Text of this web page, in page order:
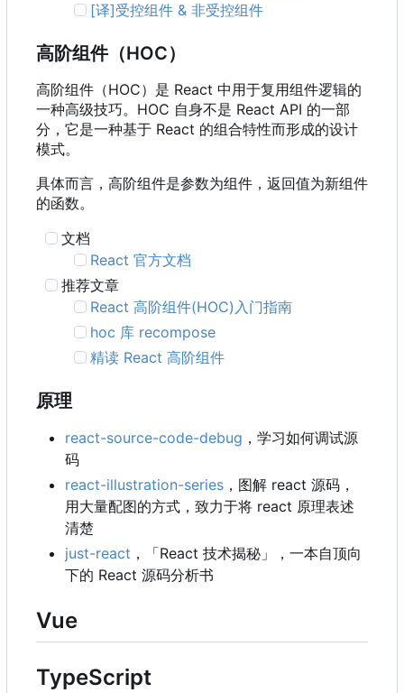
[译]受控组件 & 非受控组件
高阶组件（HOC）
高阶组件 （HOC） 是 React 中用于复用组件逻辑的
一种高级技巧。HOC 自身不是 React API 的一部
分，它是一种基于 React 的组合特性而形成的设计
模式。
具体而言，高阶组件是参数为组件，返回值为新组件
的函数。
文档
React 官方文档
推荐文章
React 高阶组件(HOC)入门指南
hoc 库 recompose
精读 React 高阶组件
原理
react-source-code-debug ，学习如何调试源
码
react-illustration-series ，图解 react 源码，
用大量配图的方式，致力于将 react 原理表述
清楚
just-react ，
「React 技术揭秘」，一本自顶向
下的 React 源码分析书
Vue
TypeScript